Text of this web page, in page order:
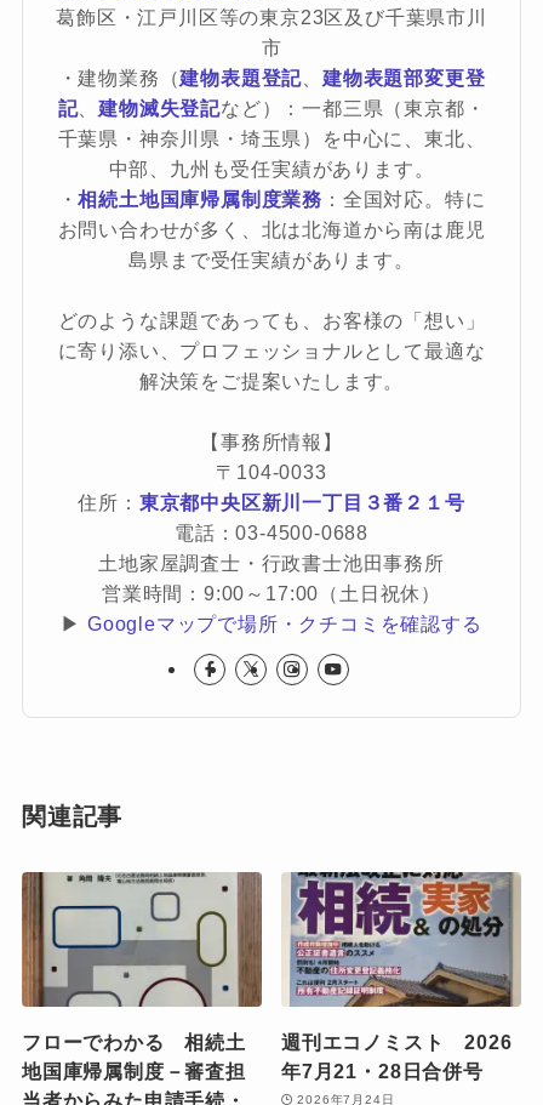
葛飾区・江戸川区等の東京23区及び千葉県市川
市
・建物業務（建物表題登記 、建物表題部変更登
記、建物滅失登記など）：一都三県（東京都・
千葉県・神奈川県・埼玉県）を中心に、東北、
中部、九州も受任実績があります。
・相続土地国庫帰属制度業務 ：全国対応。特に
お問い合わせが多く、北は北海道から南は鹿児
島県まで受任実績があります。
どのような課題であっても、お客様の「想い」
に寄り添い、プロフェッショナルとして最適な
解決策をご提案いたします。
【事務所情報】
〒104-0033
住所： 東京都中央区新川一丁目３番２１号
電話：03-4500-0688
土地家屋調査士・行政書士池田事務所
営業時間：9:00～17:00（土日祝休）
▶ Googleマップで場所・クチコミを確認する
関連記事
フローでわかる 相続土
地国庫帰属制度－審査担
当者からみた申請手続・
週刊エコノミスト 2026
年7月21・28日合併号
2026年7月24日